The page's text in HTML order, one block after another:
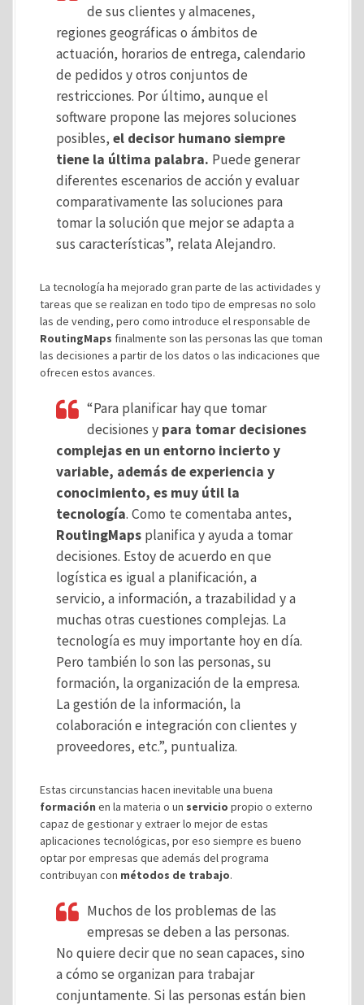
de sus clientes y almacenes,
regiones geográficas o ámbitos de
actuación, horarios de entrega, calendario
de pedidos y otros conjuntos de
restricciones. Por último, aunque el
software propone las mejores soluciones
posibles, el decisor humano siempre
tiene la última palabra. Puede generar
diferentes escenarios de acción y evaluar
comparativamente las soluciones para
tomar la solución que mejor se adapta a
sus características”, relata Alejandro.
La tecnología ha mejorado gran parte de las actividades y
tareas que se realizan en todo tipo de empresas no solo
las de vending, pero como introduce el responsable de
RoutingMaps finalmente son las personas las que toman
las decisiones a partir de los datos o las indicaciones que
ofrecen estos avances.
“Para planificar hay que tomar
decisiones y para tomar decisiones
complejas en un entorno incierto y
variable, además de experiencia y
conocimiento, es muy útil la
tecnología. Como te comentaba antes,
RoutingMaps planifica y ayuda a tomar
decisiones. Estoy de acuerdo en que
logística es igual a planificación, a
servicio, a información, a trazabilidad y a
muchas otras cuestiones complejas. La
tecnología es muy importante hoy en día.
Pero también lo son las personas, su
formación, la organización de la empresa.
La gestión de la información, la
colaboración e integración con clientes y
proveedores, etc.”, puntualiza.
Estas circunstancias hacen inevitable una buena
formación en la materia o un servicio propio o externo
capaz de gestionar y extraer lo mejor de estas
aplicaciones tecnológicas, por eso siempre es bueno
optar por empresas que además del programa
contribuyan con métodos de trabajo.
Muchos de los problemas de las
empresas se deben a las personas.
No quiere decir que no sean capaces, sino
a cómo se organizan para trabajar
conjuntamente. Si las personas están bien